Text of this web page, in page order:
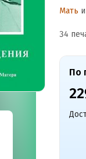
Мать и
34
По